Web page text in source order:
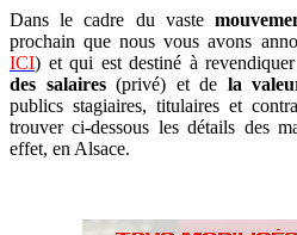
Dans le cadre du vaste
prochain que nous vous avons
ICI) et qui est destiné à
des salaires(privé) et de la
publics stagiaires, titulaires et
trouver ci-dessous les détails des
effet, en Alsace.